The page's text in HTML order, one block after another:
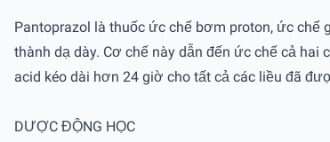
Pantoprazol là thuốc ức chế bơm proton, ức chế
thành dạ dày. Cơ chế này dẫn đến ức chế cả
acid kéo dài hơn 24 giờ cho tất cả các liều đã
DƯỢC ĐỘNG HỌC